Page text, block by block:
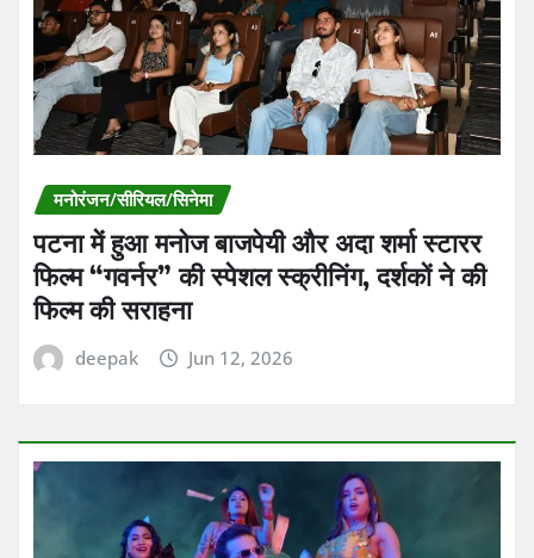
मनोरंजन/सीरियल/सिनेमा
पटना में हुआ मनोज बाजपेयी और अदा शर्मा स्टारर
फिल्म “गवर्नर” की स्पेशल स्क्रीनिंग, दर्शकों ने की
फिल्म की सराहना
deepak Jun 12, 2026